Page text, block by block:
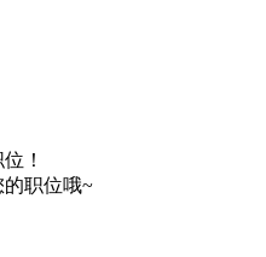
！
职位哦~